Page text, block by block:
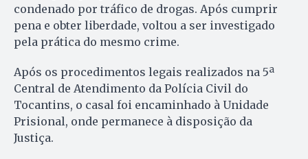
condenado por tráfico de drogas. Após cumprir
pena e obter liberdade, voltou a ser investigado
pela prática do mesmo crime.
Após os procedimentos legais realizados na 5ª
Central de Atendimento da Polícia Civil do
Tocantins, o casal foi encaminhado à Unidade
Prisional, onde permanece à disposição da
Justiça.